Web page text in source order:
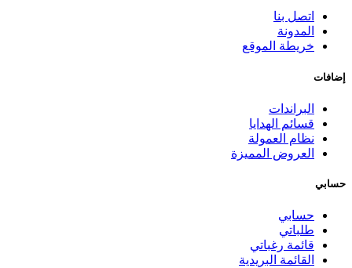
اتصل بنا
المدونة
خريطة الموقع
إضافات
البراندات
قسائم الهدايا
نظام العمولة
العروض المميزة
حسابي
حسابي
طلباتي
قائمة رغباتي
القائمة البريدية